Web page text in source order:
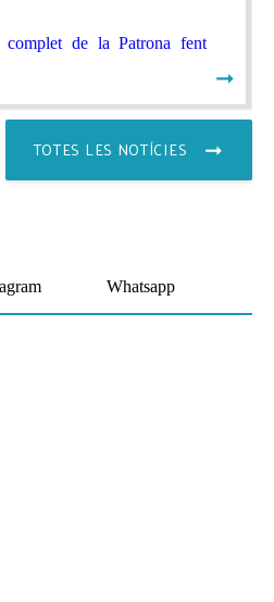
complet de la Patrona fent
➞
TOTES LES NOTÍCIES
Whatsapp